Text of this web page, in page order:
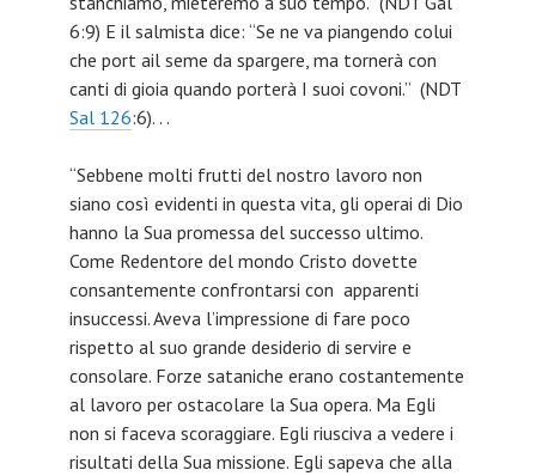
6:9) E il salmista dice: “Se ne va piangendo colui
che port ail seme da spargere, ma tornerà con
canti di gioia quando porterà I suoi covoni.” (NDT
Sal 126:6). . .
“Sebbene molti frutti del nostro lavoro non
siano così evidenti in questa vita, gli operai di Dio
hanno la Sua promessa del successo ultimo.
Come Redentore del mondo Cristo dovette
consantemente confrontarsi con apparenti
insuccessi. Aveva l’impressione di fare poco
rispetto al suo grande desiderio di servire e
consolare. Forze sataniche erano costantemente
al lavoro per ostacolare la Sua opera. Ma Egli
non si faceva scoraggiare. Egli riusciva a vedere i
risultati della Sua missione. Egli sapeva che alla